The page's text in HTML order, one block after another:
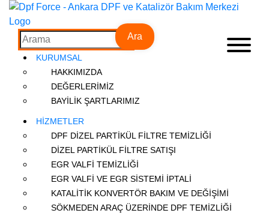
Ara
KURUMSAL
HAKKIMIZDA
DEĞERLERİMİZ
BAYİLİK ŞARTLARIMIZ
HİZMETLER
DPF DİZEL PARTİKÜL FİLTRE TEMİZLİĞİ
DİZEL PARTİKÜL FİLTRE SATIŞI
EGR VALFİ TEMİZLİĞİ
EGR VALFİ VE EGR SİSTEMİ İPTALİ
KATALİTİK KONVERTÖR BAKIM VE DEĞİŞİMİ
SÖKMEDEN ARAÇ ÜZERİNDE DPF TEMİZLİĞİ